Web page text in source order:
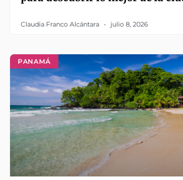
Claudia Franco Alcántara julio 8, 2026
PANAMÁ